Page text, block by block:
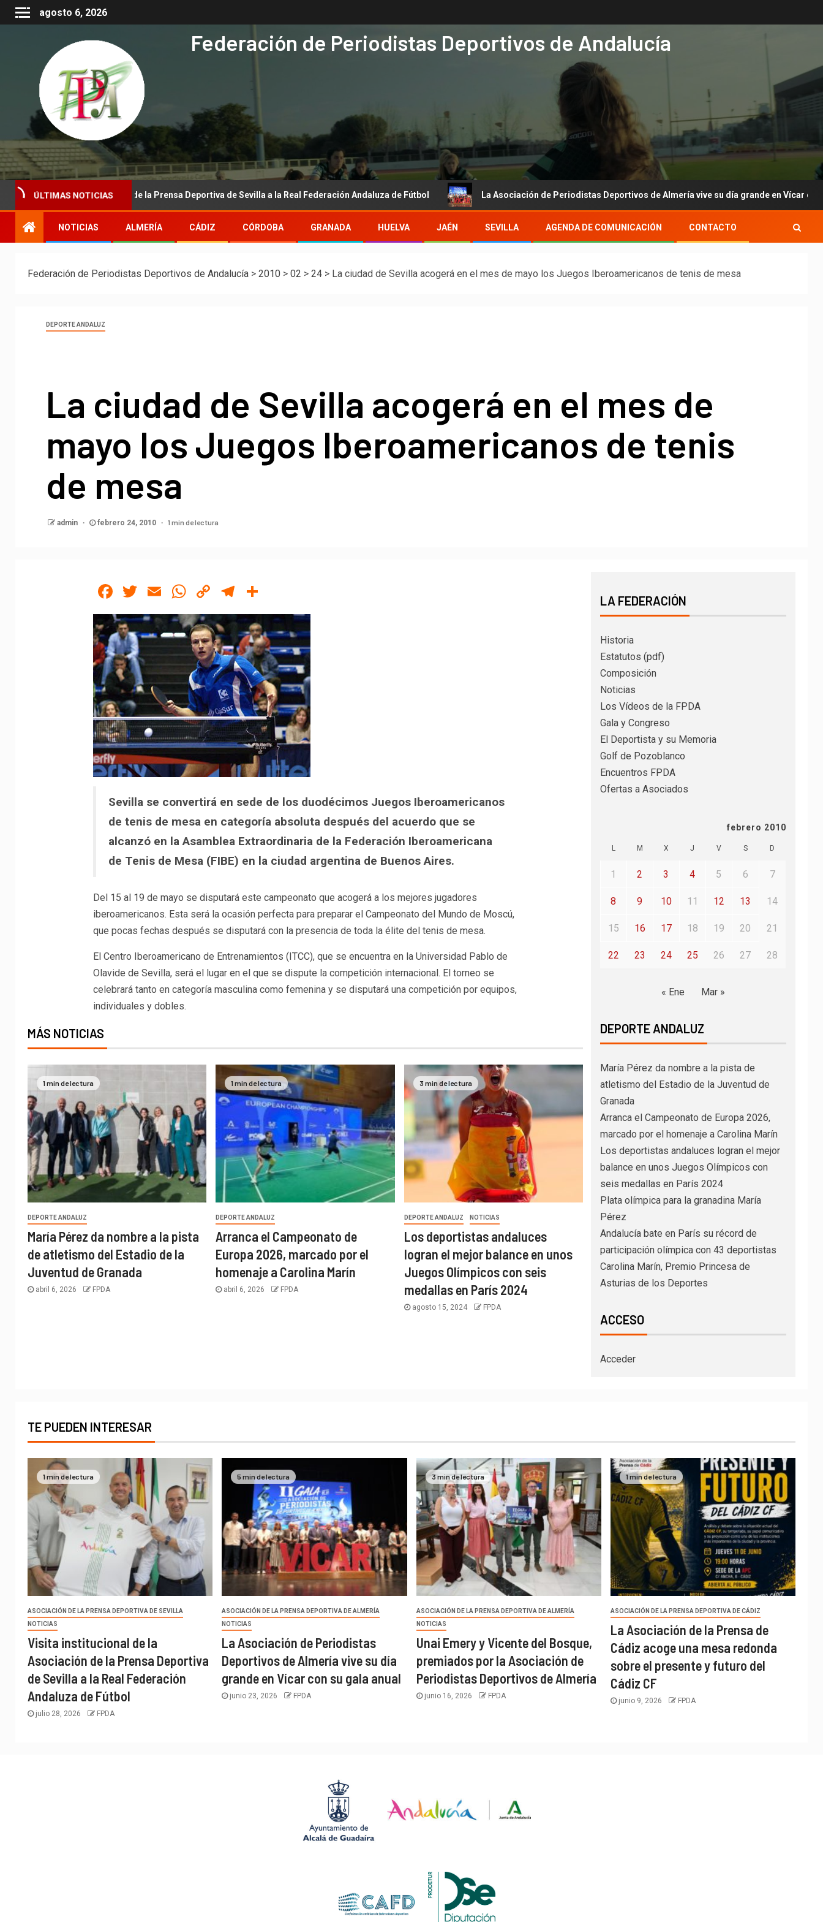
agosto 6, 2026
Federación de Periodistas Deportivos de Andalucía
ÚLTIMAS NOTICIAS
de la Asociación de la Prensa Deportiva de Sevilla a la Real Federación Andaluza de Fútbol La Asociación de Periodistas Deportivos de Almería vive su día grande en Vícar con su gala
NOTICIAS ALMERÍA CÁDIZ CÓRDOBA GRANADA HUELVA JAÉN SEVILLA AGENDA DE COMUNICACIÓN CONTACTO
Federación de Periodistas Deportivos de Andalucía > 2010 > 02 > 24 > La ciudad de Sevilla acogerá en el mes de mayo los Juegos Iberoamericanos de tenis de mesa
DEPORTE ANDALUZ
La ciudad de Sevilla acogerá en el mes de
mayo los Juegos Iberoamericanos de tenis
de mesa
admin febrero 24, 2010 1 min de lectura
Facebook
Twitter
EmailWhatsApp
Copy
Link
Telegram
Sevilla se convertirá en sede de los duodécimos Juegos Iberoamericanos
de tenis de mesa en categoría absoluta después del acuerdo que se
alcanzó en la Asamblea Extraordinaria de la Federación Iberoamericana
de Tenis de Mesa (FIBE) en la ciudad argentina de Buenos Aires.
Del 15 al 19 de mayo se disputará este campeonato que acogerá a los mejores jugadores
iberoamericanos. Esta será la ocasión perfecta para preparar el Campeonato del Mundo de Moscú,
que pocas fechas después se disputará con la presencia de toda la élite del tenis de mesa.
El Centro Iberoamericano de Entrenamientos (ITCC), que se encuentra en la Universidad Pablo de
Olavide de Sevilla, será el lugar en el que se dispute la competición internacional. El torneo se
celebrará tanto en categoría masculina como femenina y se disputará una competición por equipos,
individuales y dobles.
MÁS NOTICIAS
1 min de lectura
DEPORTE ANDALUZ
María Pérez da nombre a la pista
de atletismo del Estadio de la
Juventud de Granada
abril 6, 2026 FPDA
1 min de lectura
DEPORTE ANDALUZ
Arranca el Campeonato de
Europa 2026, marcado por el
homenaje a Carolina Marín
abril 6, 2026 FPDA
3 min de lectura
DEPORTE ANDALUZ NOTICIAS
Los deportistas andaluces
logran el mejor balance en unos
Juegos Olímpicos con seis
medallas en París 2024
agosto 15, 2024 FPDA
LA FEDERACIÓN
Historia
Estatutos (pdf)
Composición
Noticias
Los Vídeos de la FPDA
Gala y Congreso
El Deportista y su Memoria
Golf de Pozoblanco
Encuentros FPDA
Ofertas a Asociados
febrero 2010
L M X J V S D
1 2 3 4 5 6 7
8 9 10 11 12 13 14
15 16 17 18 19 20 21
22 23 24 25 26 27 28
« Ene Mar »
DEPORTE ANDALUZ
María Pérez da nombre a la pista de
atletismo del Estadio de la Juventud de
Granada
Arranca el Campeonato de Europa 2026,
marcado por el homenaje a Carolina Marín
Los deportistas andaluces logran el mejor
balance en unos Juegos Olímpicos con
seis medallas en París 2024
Plata olímpica para la granadina María
Pérez
Andalucía bate en París su récord de
participación olímpica con 43 deportistas
Carolina Marín, Premio Princesa de
Asturias de los Deportes
ACCESO
Acceder
TE PUEDEN INTERESAR
1 min de lectura
ASOCIACIÓN DE LA PRENSA DEPORTIVA DE SEVILLA
NOTICIAS
Visita institucional de la
Asociación de la Prensa Deportiva
de Sevilla a la Real Federación
Andaluza de Fútbol
julio 28, 2026 FPDA
5 min de lectura
ASOCIACIÓN DE LA PRENSA DEPORTIVA DE ALMERÍA
NOTICIAS
La Asociación de Periodistas
Deportivos de Almería vive su día
grande en Vícar con su gala anual
junio 23, 2026 FPDA
3 min de lectura
ASOCIACIÓN DE LA PRENSA DEPORTIVA DE ALMERÍA
NOTICIAS
Unai Emery y Vicente del Bosque,
premiados por la Asociación de
Periodistas Deportivos de Almería
junio 16, 2026 FPDA
1 min de lectura
ASOCIACIÓN DE LA PRENSA DEPORTIVA DE CÁDIZ
La Asociación de la Prensa de
Cádiz acoge una mesa redonda
sobre el presente y futuro del
Cádiz CF
junio 9, 2026 FPDA